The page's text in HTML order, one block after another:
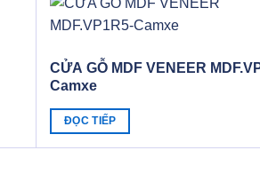
CỬA GỖ MDF VENEER
Camxe
ĐỌC TIẾP